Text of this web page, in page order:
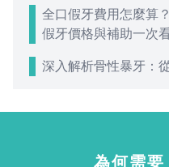
全口假牙費用怎麼算
假牙價格與補助一次
深入解析骨性暴牙：
為何需